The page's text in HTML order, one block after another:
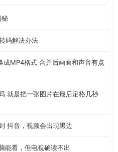
秘
码解决办法
成MP4格式 合并后画面和声音有点
就是把一张图片在最后定格几秒
抖音，视频会出现黑边
能看，但电视确读不出